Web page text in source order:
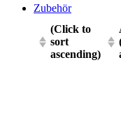
Zubehör
(Click to
sort
ascending)